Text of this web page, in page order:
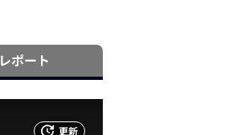
レポート
更新